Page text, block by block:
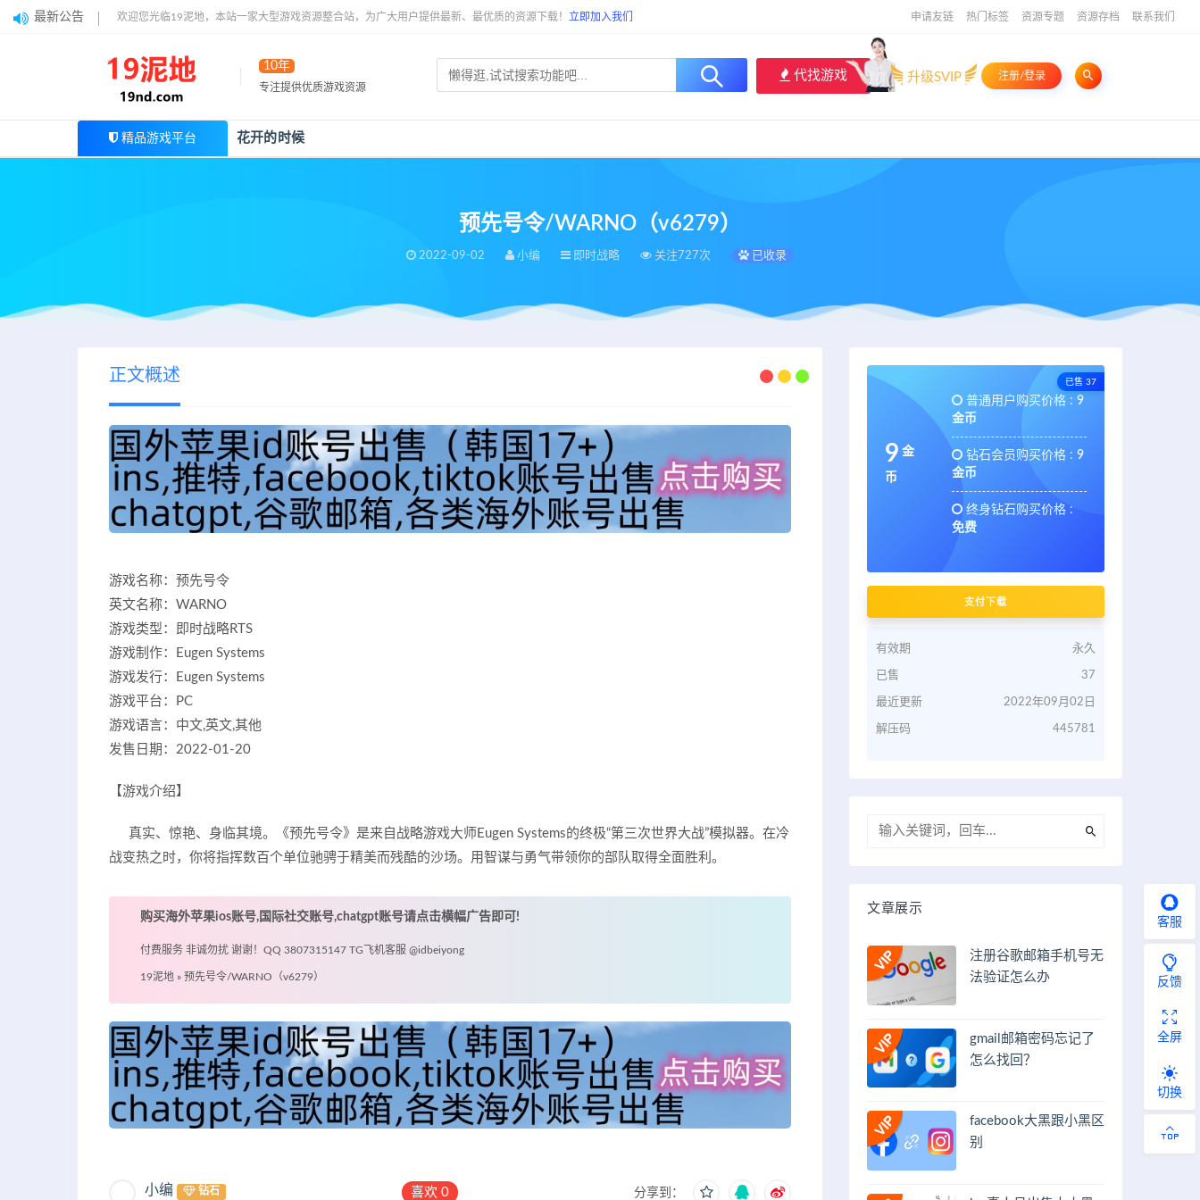
最新公告 欢迎您光临19泥地，本站一家大型游戏资源整合站，为广大用户提供最新、最优质的资源下载！ 立即加入我们 申请友链 热门标签 资源专题 资源存档 联系我们
10年
专注提供优质游戏资源
代找游戏 升级SVIP 注册/登录
精品游戏平台 花开的时候
预先号令/WARNO（v6279）
2022-09-02 小编 即时战略 关注727次 已收录
正文概述
游戏名称：预先号令
英文名称：WARNO
游戏类型：即时战略RTS
游戏制作：Eugen Systems
游戏发行：Eugen Systems
游戏平台：PC
游戏语言：中文,英文,其他
发售日期：2022-01-20
【游戏介绍】
真实、惊艳、身临其境。《预先号令》是来自战略游戏大师Eugen Systems的终极“第三次世界大战”模拟器。在冷
战变热之时，你将指挥数百个单位驰骋于精美而残酷的沙场。用智谋与勇气带领你的部队取得全面胜利。
购买海外苹果ios账号,国际社交账号,chatgpt账号请点击横幅广告即可!
付费服务 非诚勿扰 谢谢！QQ 3807315147 TG飞机客服 @idbeiyong
19泥地 » 预先号令/WARNO（v6279）
小编 钻石 喜欢0 分享到：
已售 37
9 金
币
普通用户购买价格 : 9
金币
钻石会员购买价格 : 9
金币
终身钻石购买价格 :
免费
支付下载
有效期 永久
已售 37
最近更新 2022年09月02日
解压码 445781
文章展示
注册谷歌邮箱手机号无
法验证怎么办
gmail邮箱密码忘记了
怎么找回？
facebook大黑跟小黑区
别
客服
反馈
全屏
切换